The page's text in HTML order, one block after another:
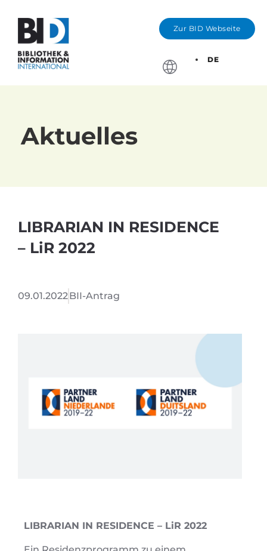
Zur BID Webseite
DE
Aktuelles
LIBRARIAN IN RESIDENCE
– LiR 2022
09.01.2022BII-Antrag
LIBRARIAN IN RESIDENCE – LiR 2022